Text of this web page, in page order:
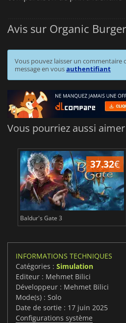
Avis sur Organic
Vous pouvez laisser un commentaire
message en vousauthentifiant
Vous pourriez aussi aimer
37.32€
Baldur's Gate 3
INFORMATIONS TECHNIQUES
Catégories : Simulation
Editeur : Mehmet Bilici
Développeur : Mehmet Bilici
Mode(s) : Solo
Date de sortie : 17 juin 2025
Configurations système